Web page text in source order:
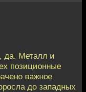
да. Металл и
позиционные
важное
до западных